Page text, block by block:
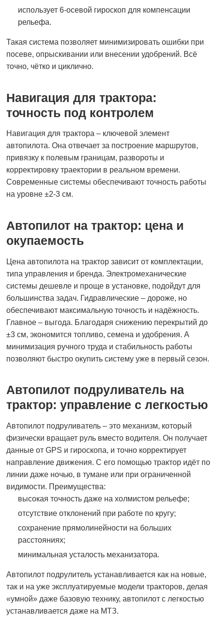
использует 6-осевой гироскоп для компенсации
рельефа.
Такая система позволяет минимизировать ошибки при
посеве, опрыскивании или внесении удобрений. Всё
точно, чётко и циклично.
Навигация для трактора:
точность под контролем
Навигация для трактора – ключевой элемент
автопилота. Она отвечает за построение маршрутов,
привязку к полевым границам, развороты и
корректировку траектории в реальном времени.
Современные системы обеспечивают точность работы
на уровне ±2-3 см.
Автопилот на трактор: цена и
окупаемость
Цена автопилота на трактор зависит от комплектации,
типа управления и бренда. Электромеханические
системы дешевле и проще в установке, подойдут для
большинства задач. Гидравлические – дороже, но
обеспечивают максимальную точность и надёжность.
Главное – выгода. Благодаря снижению перекрытий до
±3 см, экономится топливо, семена и удобрения. А
минимизация ручного труда и стабильность работы
позволяют быстро окупить систему уже в первый сезон.
Автопилот подруливатель на
трактор: управление с легкостью
Автопилот подруливатель – это механизм, который
физически вращает руль вместо водителя. Он получает
данные от GPS и гироскопа, и точно корректирует
направление движения. С его помощью трактор идёт по
линии даже ночью, в тумане или при ограниченной
видимости. Преимущества:
высокая точность даже на холмистом рельефе;
отсутствие отклонений при работе по кругу;
сохранение прямолинейности на больших
расстояниях;
минимальная усталость механизатора.
Автопилот подрулитель устанавливается как на новые,
так и на уже эксплуатируемые модели тракторов, делая
«умной» даже базовую технику, автопилот с легкостью
устанавливается даже на МТЗ.